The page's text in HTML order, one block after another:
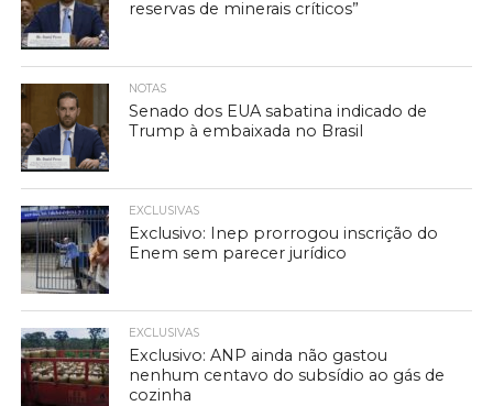
reservas de minerais críticos”
NOTAS
Senado dos EUA sabatina indicado de
Trump à embaixada no Brasil
EXCLUSIVAS
Exclusivo: Inep prorrogou inscrição do
Enem sem parecer jurídico
EXCLUSIVAS
Exclusivo: ANP ainda não gastou
nenhum centavo do subsídio ao gás de
cozinha